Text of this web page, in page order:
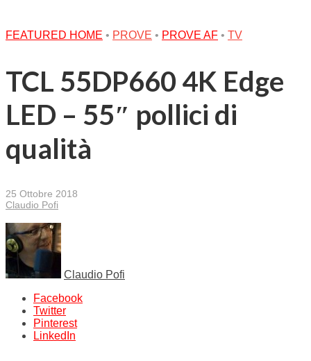
FEATURED HOME • PROVE • PROVE AF • TV
TCL 55DP660 4K Edge
LED – 55″ pollici di
qualità
25 Ottobre 2018
Claudio Pofi
Claudio Pofi
Facebook
Twitter
Pinterest
LinkedIn